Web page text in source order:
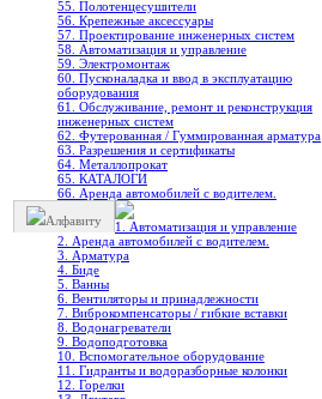
55. Полотенцесушители
56. Крепежные аксессуары
57. Проектирование инженерных систем
58. Автоматизация и управление
59. Электромонтаж
60. Пусконаладка и ввод в эксплуатацию
оборудования
61. Обслуживание, ремонт и реконструкция
инженерных систем
62. Футерованная / Гуммированная арматура
63. Разрешения и сертификаты
64. Металлопрокат
65. КАТАЛОГИ
66. Аренда автомобилей с водителем.
Алфавиту
1. Автоматизация и управление
2. Аренда автомобилей с водителем.
3. Арматура
4. Биде
5. Ванны
6. Вентиляторы и принадлежности
7. Виброкомпенсаторы / гибкие вставки
8. Водонагреватели
9. Водоподготовка
10. Вспомогательное оборудование
11. Гидранты и водоразборные колонки
12. Горелки